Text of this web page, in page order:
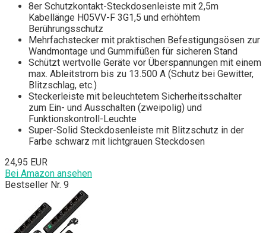
8er Schutzkontakt-Steckdosenleiste mit 2,5m
Kabellänge H05VV-F 3G1,5 und erhöhtem
Berührungsschutz
Mehrfachstecker mit praktischen Befestigungsösen zur
Wandmontage und Gummifüßen für sicheren Stand
Schützt wertvolle Geräte vor Überspannungen mit einem
max. Ableitstrom bis zu 13.500 A (Schutz bei Gewitter,
Blitzschlag, etc.)
Steckerleiste mit beleuchtetem Sicherheitsschalter
zum Ein- und Ausschalten (zweipolig) und
Funktionskontroll-Leuchte
Super-Solid Steckdosenleiste mit Blitzschutz in der
Farbe schwarz mit lichtgrauen Steckdosen
24,95 EUR
Bei Amazon ansehen
Bestseller Nr. 9